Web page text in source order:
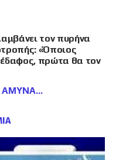
τον πυρήνα
«Όποιος
έδαφος, πρώτα θα τον
ΑΜΥΝΑ